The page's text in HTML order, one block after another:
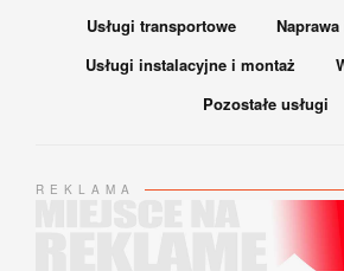
Usługi transportowe
Usługi instalacyjne i montaż
Pozostałe usługi
REKLAMA